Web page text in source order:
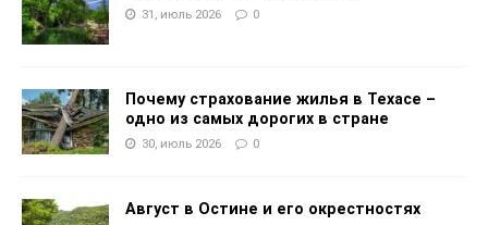
31, июль 2026 0
Почему страхование жилья в Техасе –
одно из самых дорогих в стране
30, июль 2026 0
Август в Остине и его окрестностях